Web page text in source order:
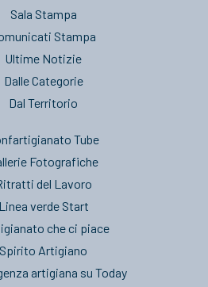
Sala Stampa
Stampa
Ultime Notizie
Dalle Categorie
Dal Territorio
Tube
Fotografiche
del Lavoro
Linea verde Start
che ci piace
Spirito Artigiano
artigiana su Today